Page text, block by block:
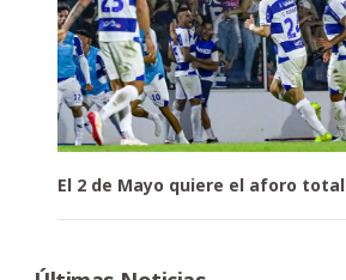
El 2 de Mayo quiere el aforo total